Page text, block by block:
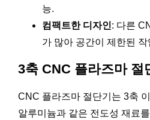
능.
컴팩트한 디자인: 다른
가 많아 공간이 제한된
3축 CNC 플라즈마 절
CNC 플라즈마 절단기는 3축
알루미늄과 같은 전도성 재료